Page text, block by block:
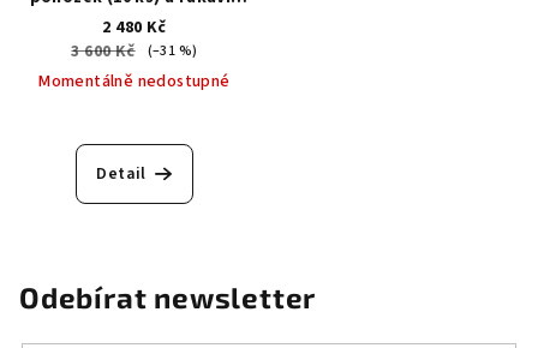
(10 ks) + displej zdarma
2 480 Kč
3 600 Kč
(–31 %)
Momentálně nedostupné
Detail
Odebírat newsletter